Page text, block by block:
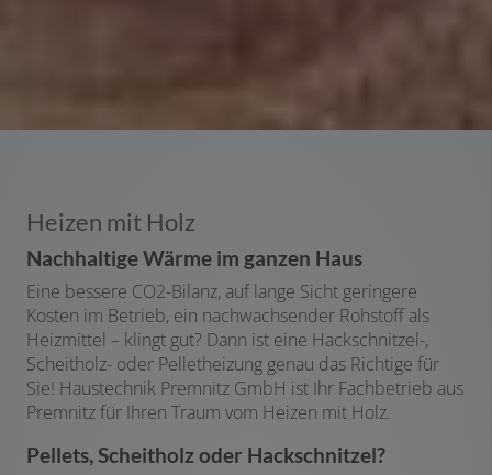
Heizen mit Holz
Nachhaltige Wärme im ganzen Haus
Eine bessere CO2-Bilanz, auf lange Sicht geringere
Kosten im Betrieb, ein nachwachsender Rohstoff als
Heizmittel – klingt gut? Dann ist eine Hackschnitzel-,
Scheitholz- oder Pelletheizung genau das Richtige für
Sie! Haustechnik Premnitz GmbH ist Ihr Fachbetrieb aus
Premnitz für Ihren Traum vom Heizen mit Holz.
Pellets, Scheitholz oder Hackschnitzel?